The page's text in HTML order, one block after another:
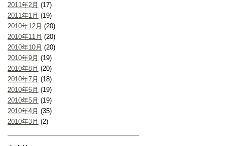
2011年2月 (17)
2011年1月 (19)
2010年12月 (20)
2010年11月 (20)
2010年10月 (20)
2010年9月 (19)
2010年8月 (20)
2010年7月 (18)
2010年6月 (19)
2010年5月 (19)
2010年4月 (35)
2010年3月 (2)